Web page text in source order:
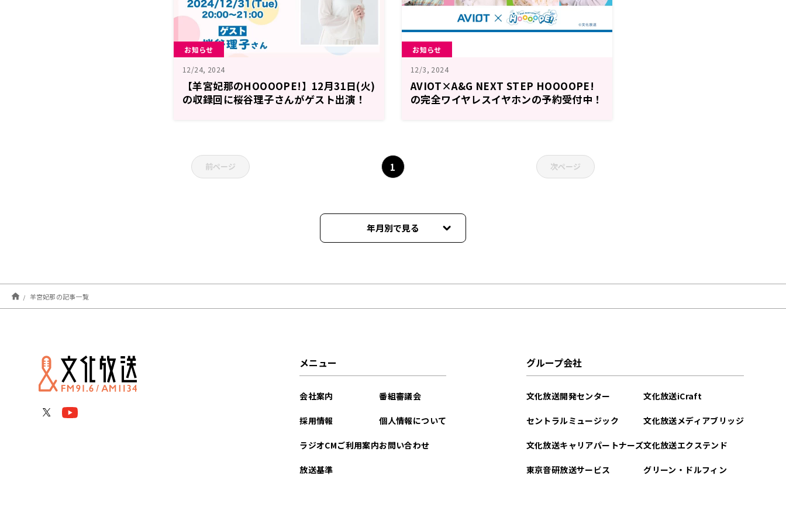
お知らせ
12/24, 2024
【羊宮妃那のHOOOOPE!】12月31日(火)
の収録回に桜谷理子さんがゲスト出演！
お知らせ
12/3, 2024
AVIOT×A&G NEXT STEP HOOOOPE!
の完全ワイヤレスイヤホンの予約受付中！
前ページ 1 次ページ
年月別で見る
2025年10月
2025年03月
羊宮妃那の記事一覧
メニュー
会社案内
採用情報
ラジオCMご利用案内
放送基準
番組審議会
個人情報について
お問い合わせ
グループ会社
文化放送開発センター
セントラルミュージック
文化放送キャリアパートナーズ
東京音研放送サービス
文化放送iCraft
文化放送メディアブリッジ
文化放送エクステンド
グリーン・ドルフィン